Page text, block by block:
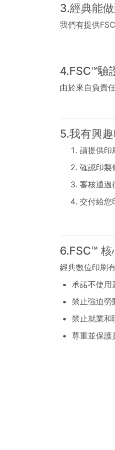
3.經典能
我們有提供
4.FSC™驗
由於來自負責
5.我有興
請提供印
確認印製
審核通過
交付給您
6.FSC™
經典數位印刷
承諾不使用
禁止強迫勞
禁止就業和
尊重並保護